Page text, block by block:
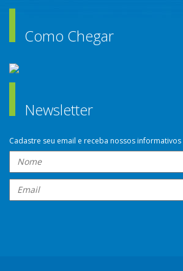
Como Chegar
Newsletter
Cadastre seu email e receba nossos informativos